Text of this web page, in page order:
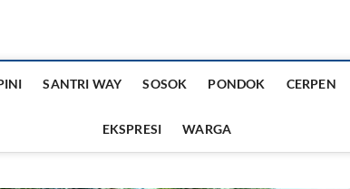
SANTRI WAY SOSOK PONDOK CERPEN
EKSPRESI WARGA